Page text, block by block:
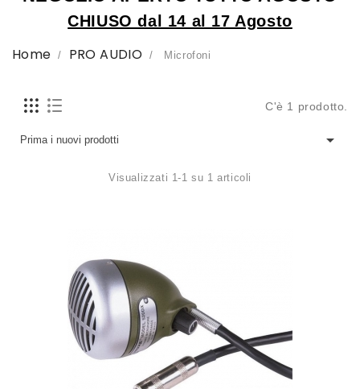
CHIUSO dal 14 al 17 Agosto
Home PRO AUDIO Microfoni
C'è 1 prodotto.
Prima i nuovi prodotti 
Visualizzati 1-1 su 1 articoli